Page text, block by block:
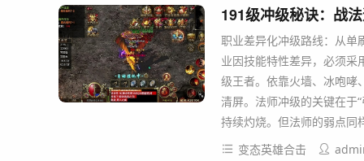
191级冲级秘诀：战
职业差异化冲级路线：从单
业因技能特性差异，必须采
级王者。依靠火墙、冰咆哮
清屏。法师冲级的关键在于
持续灼烧。但法师的弱点同
变态英雄合击